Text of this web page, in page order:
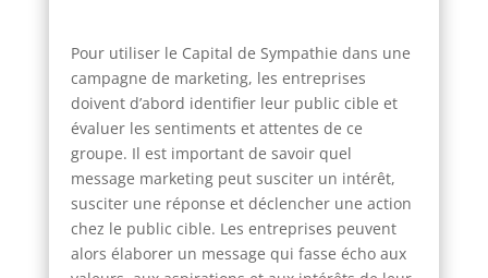
Pour utiliser le Capital de Sympathie dans une
campagne de marketing, les entreprises
doivent d’abord identifier leur public cible et
évaluer les sentiments et attentes de ce
groupe. Il est important de savoir quel
message marketing peut susciter un intérêt,
susciter une réponse et déclencher une action
chez le public cible. Les entreprises peuvent
alors élaborer un message qui fasse écho aux